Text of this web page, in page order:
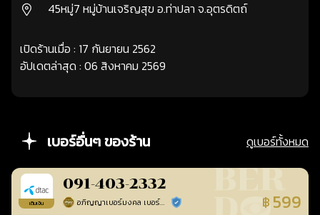
45หมู่7 หมู่บ้านเจริญสุข อ.ท่าปลา จ.อุตรดิตถ์
เปิดร้านเมื่อ : 17 กันยายน 2562
อัปเดตล่าสุด : 06 สิงหาคม 2569
เบอร์อื่นๆ ของร้าน ดูเบอร์ทั้งหมด
เติมเงิน
091-403-2332
อภิญญาเบอร์มงคล เบอร์สวยเลขศาสตร์ ร้านยืนยันแล้ว ฿ 599